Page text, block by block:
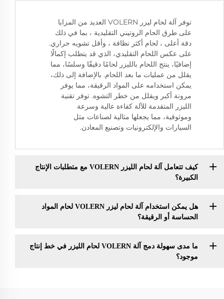
توفر آلة لحام ليزر VOLERN العديد من المزايا
على طرق الحام الروتيني التقليدية ، بما في ذلك
دقة أعلى ، لحام أكثر نظافة ، وأقل تشويه حراري.
على عكس اللحام التقليدي، الذي قد يتطلب إكمالًا
إضافيًا، ينتج اللحام بالليزر لحامًا دقيقًا وسلسًا، مما
يقلل من عمليات ما بعد اللحام. بالإضافة إلى ذلك،
يمكن استخدامه على المواد الرقيقة، مما يوفر
مرونة أكبر ويقلل من خطر التشوه. توفر تقنية
الليزر المتقدمة للآلة كفاءة عالية وسرعة
وموثوقية، مما يجعلها مثالية لصناعات مثل
السيارات والإلكترونيات وتصنيع المعادن.
كيف تتعامل آلة لحام الليزر VOLERN مع متطلبات الإنتاج
الكبيرة؟
هل يمكن استخدام آلة لحام ليزر VOLERN لحام المواد
الحساسة أو الرقيقة؟
ما مدى سهولة دمج آلة VOLERN لحام الليزر في خط إنتاج
موجود؟